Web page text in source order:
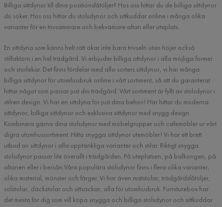
Billiga sittdynor till dina positionsfåtöljer? Hos oss hittar du de billiga sittdynor
du söker. Hos oss hittar du stolsdynor och sittkuddar online i många olika
varianter för en trivsammare och bekvämare altan eller uteplats.
En sittdyna som känns helt rätt ökar inte bara trivseln utan höjer också
stilfaktorn i en hel trädgård. Vi erbjuder billiga sittdynor i alla möjliga former
och storlekar. Det finns fördelar med alla sorters sittdynor, vi har många
billiga sittdynor för utomhusbruk online i vårt sortiment, så att du garanterat
hittar något som passar just din trädgård. Vårt sortiment är fyllt av stolsdynor i
stilren design. Vi har en sittdyna för just dina behov! Här hittar du moderna
sittdynor, billiga sittdynor och exklusiva sittdynor med snygg design.
Kombinera gärna dina stolsdynor med möbelgrupper och cafemöbler ur vårt
digra utomhussortiment. Hitta snygga sittdynor utemöbler! Vi har ett brett
utbud av sittdynor i alla upptänkliga varianter och stilar. Riktigt snygga
stolsdynor passar lite överallt i trädgården. På uteplatsen, på balkongen, på
altanen eller i bersån.Våra populära stolsdynor finns i flera olika varianter,
olika material, mönster och färger. Vi har även matstolar, trädgårdsfåtöljer,
solstolar, däckstolar och sittsäckar, alla för utomhusbruk. Furniturebox har
det mesta för dig som vill köpa snygga och billiga stolsdynor och sittkuddar